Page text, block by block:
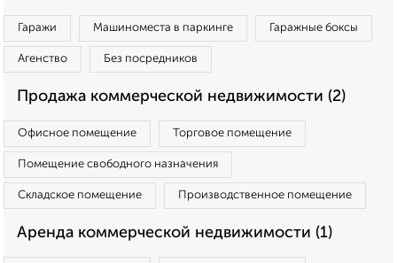
Гаражи Машиноместа в паркинге Гаражные боксы
Агенство Без посредников
Продажа коммерческой недвижимости (2)
Офисное помещение Торговое помещение
Помещение свободного назначения
Складское помещение Производственное помещение
Аренда коммерческой недвижимости (1)